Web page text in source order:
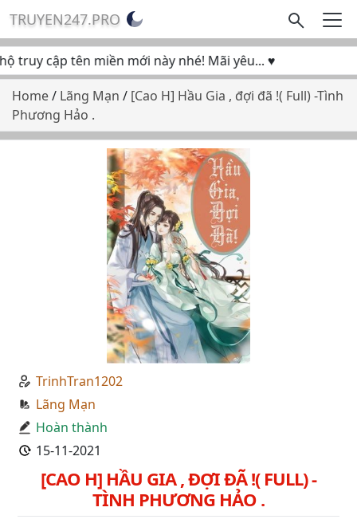
TRUYEN247.PRO
cập tên miền mới này nhé! Mãi yêu... ♥
Home/ Lãng Mạn / [Cao H] Hầu Gia , đợi đã !( Full) -Tình
Phương Hảo .
TrinhTran1202
Lãng Mạn
Hoàn thành
15-11-2021
[CAO H] HẦU GIA , ĐỢI ĐÃ !( FULL) -
TÌNH PHƯƠNG HẢO .